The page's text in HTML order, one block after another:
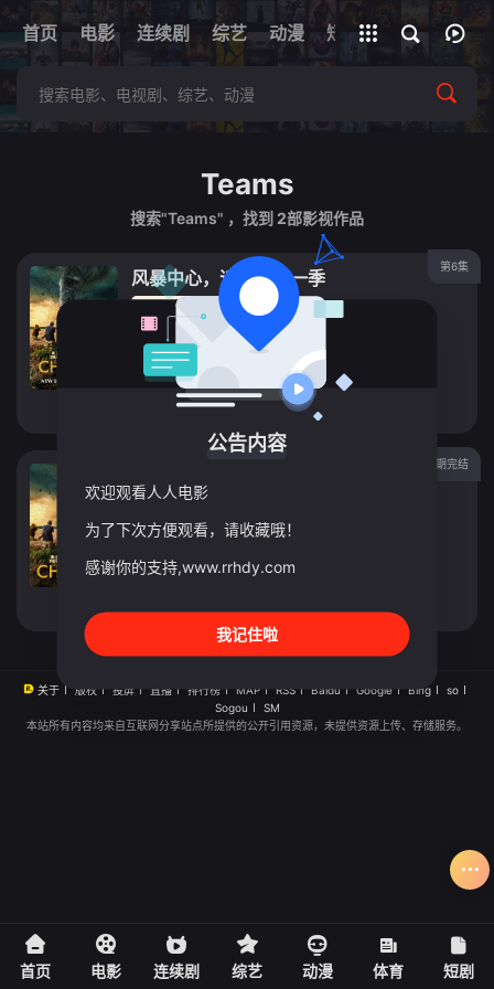
首页 电影 连续剧 综艺 动漫 短剧 网址
全部影片
Teams
搜索"Teams" ，找到 2部影视作品
第6集
风暴中心，追逐者第一季
电影 2026
美国
导演：Arrow
Media
主演：Storm Teams
立即播放
第3期完结
导演：Arrow /
Media
主演：Storm Chaser
关于 版权 投屏 直播 排行榜 MAP RSS Baidu Google Bing
so
Sogou
SM
本站所有内容均来自互联网分享站点所提供的公开引用资源，未提供资源上传、存储服务。
首页 电影 连续剧 综艺 动漫 体育 短剧
公告内容
欢迎观看人人电影
为了下次方便观看，请收藏哦！
感谢你的支持,www.rrhdy.com
我记住啦